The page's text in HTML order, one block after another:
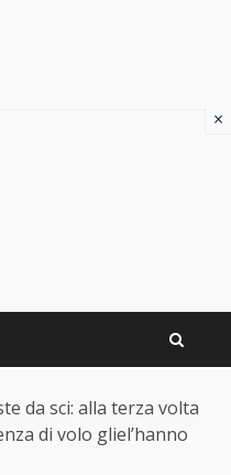
da sci: alla terza volta
di volo gliel’hanno
×